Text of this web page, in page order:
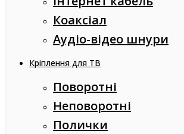
Коаксіал
Аудіо-відео шнури
Кріплення для ТВ
Поворотні
Неповоротні
Полички